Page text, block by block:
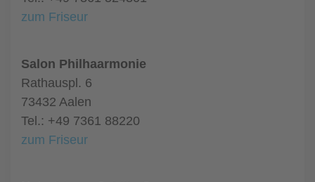
zum Friseur
Salon Philhaarmonie
Rathauspl. 6
73432 Aalen
Tel.: +49 7361 88220
zum Friseur